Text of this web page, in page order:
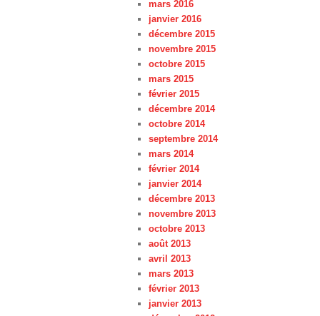
mars 2016
janvier 2016
décembre 2015
novembre 2015
octobre 2015
mars 2015
février 2015
décembre 2014
octobre 2014
septembre 2014
mars 2014
février 2014
janvier 2014
décembre 2013
novembre 2013
octobre 2013
août 2013
avril 2013
mars 2013
février 2013
janvier 2013